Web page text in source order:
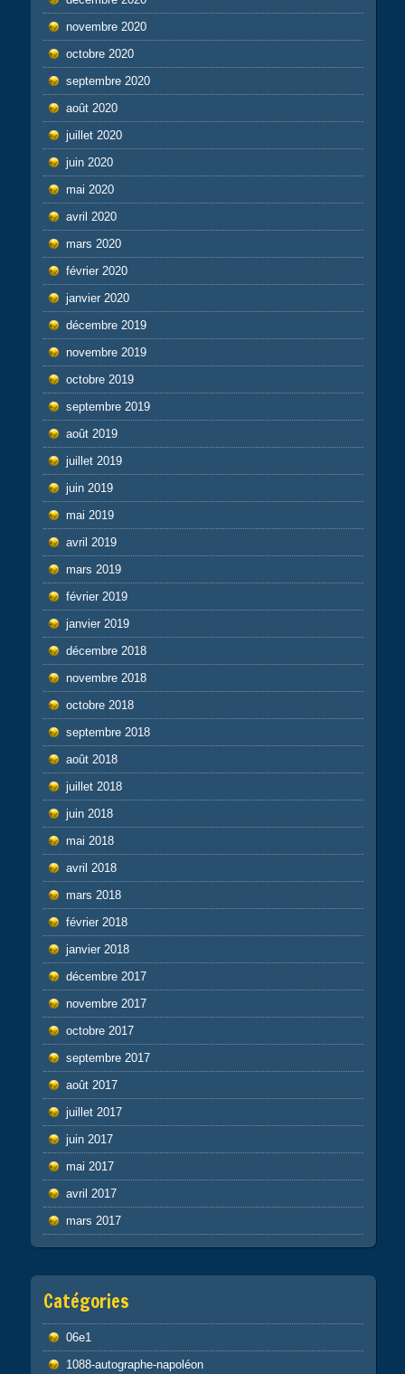
novembre 2020
octobre 2020
septembre 2020
août 2020
juillet 2020
juin 2020
mai 2020
avril 2020
mars 2020
février 2020
janvier 2020
décembre 2019
novembre 2019
octobre 2019
septembre 2019
août 2019
juillet 2019
juin 2019
mai 2019
avril 2019
mars 2019
février 2019
janvier 2019
décembre 2018
novembre 2018
octobre 2018
septembre 2018
août 2018
juillet 2018
juin 2018
mai 2018
avril 2018
mars 2018
février 2018
janvier 2018
décembre 2017
novembre 2017
octobre 2017
septembre 2017
août 2017
juillet 2017
juin 2017
mai 2017
avril 2017
mars 2017
Catégories
06e1
1088-autographe-napoléon